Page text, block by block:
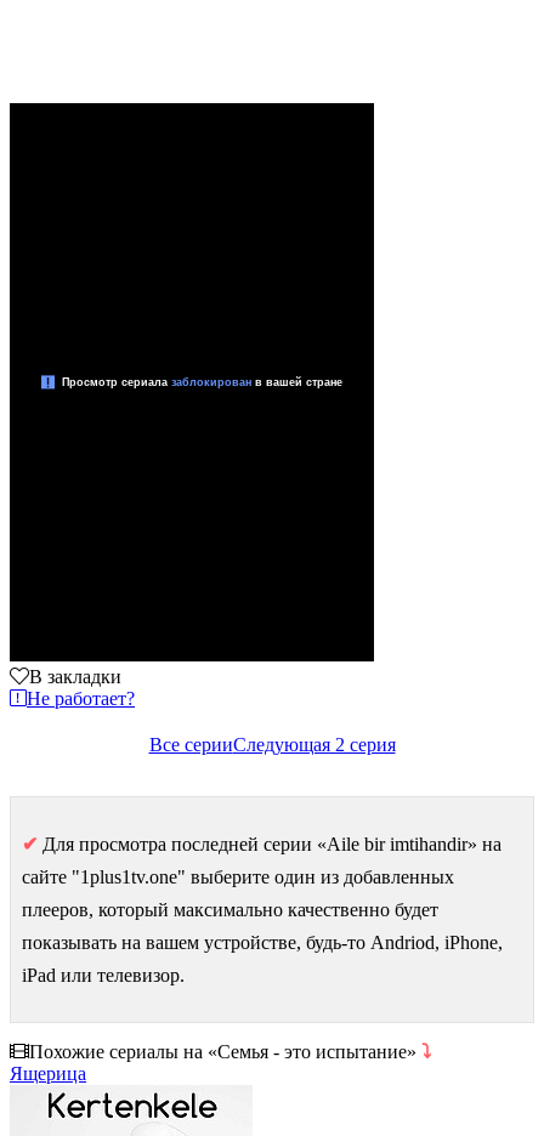
В закладки
Не работает?
Все серииСледующая 2 серия
✔ Для просмотра последней серии «Aile bir imtihandir» на
сайте "1plus1tv.one" выберите один из добавленных
плееров, который максимально качественно будет
показывать на вашем устройстве, будь-то Andriod, iPhone,
iPad или телевизор.
Похожие сериалы на «Семья - это испытание» ⤵
Ящерица